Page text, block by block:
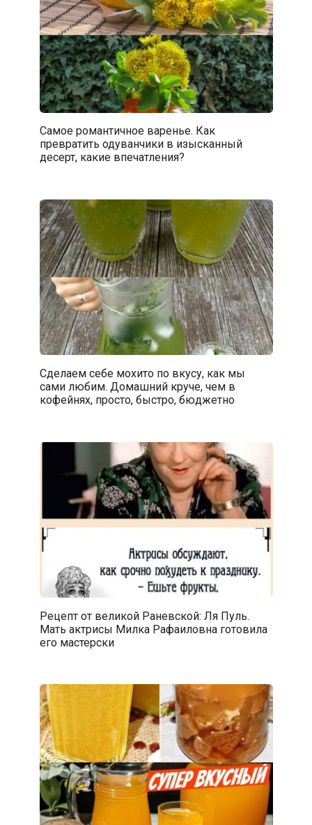
Самое романтичное варенье. Как
превратить одуванчики в изысканный
десерт, какие впечатления?
Сделаем себе мохито по вкусу, как мы
сами любим. Домашний круче, чем в
кофейнях, просто, быстро, бюджетно
Рецепт от великой Раневской: Ля Пуль.
Мать актрисы Милка Рафаиловна готовила
его мастерски